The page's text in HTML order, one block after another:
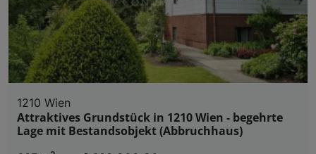
1210 Wien
Attraktives Grundstück in 1210 Wien - begehrte
Lage mit Bestandsobjekt (Abbruchhaus)